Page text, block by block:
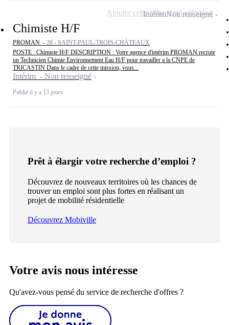
Chimiste H/F
PROMAN - 26 - SAINT-PAUL-TROIS-CHÂTEAUX
POSTE : Chimiste H/F DESCRIPTION : Votre agence d'intérim PROMAN recrute
un Technicien Chimie Environnement Eau H/F pour travailler a la CNPE de
TRICASTIN Dans le cadre de cette mission, vous...
Intérim - Non renseigné
Publié il y a 13 jours
IntérimNon renseigné
Ajouter cette offre à ma sélection
Prêt à élargir votre recherche d’emploi ?
Découvrez de nouveaux territoires où les chances de
trouver un emploi sont plus fortes en réalisant un
projet de mobilité résidentielle
Découvrez Mobiville
Votre avis nous intéresse
Qu'avez-vous pensé du service de recherche d'offres ?